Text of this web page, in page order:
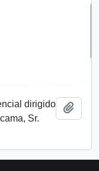
dirigido
Sr.